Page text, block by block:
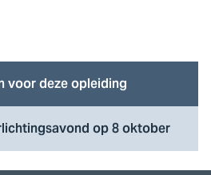
voor deze opleiding
op 8 oktober